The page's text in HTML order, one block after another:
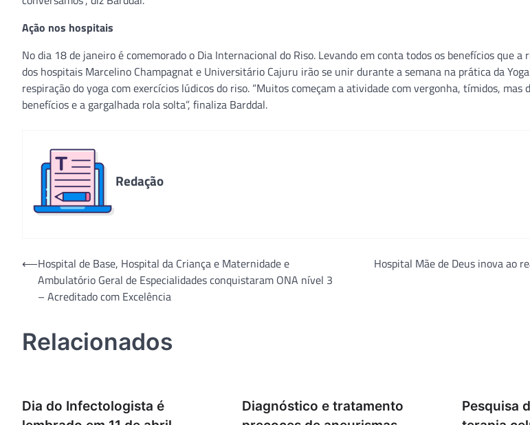
Ação nos hospitais
No dia 18 de janeiro é comemorado o Dia Internacional do Riso. Levando em conta todos os benefícios que a
dos hospitais Marcelino Champagnat e Universitário Cajuru irão se unir durante a semana na prática da
respiração do yoga com exercícios lúdicos do riso. “Muitos começam a atividade com vergonha, tímidos, mas
benefícios e a gargalhada rola solta”, finaliza Barddal.
Redação
Navegação
Post
⟵Hospital de Base, Hospital da Criança e Maternidade e
Ambulatório Geral de Especialidades conquistaram ONA nível 3
– Acreditado com Excelência
Hospital Mãe de Deus inova ao
Relacionados
Dia do Infectologista é
Diagnóstico e tratamento
Pesquisa